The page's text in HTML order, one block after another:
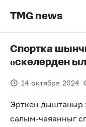
TMG news
Спортка
өскелерден
14 октября 2024
Эрткен дыштаныр
салым-чаяанныг